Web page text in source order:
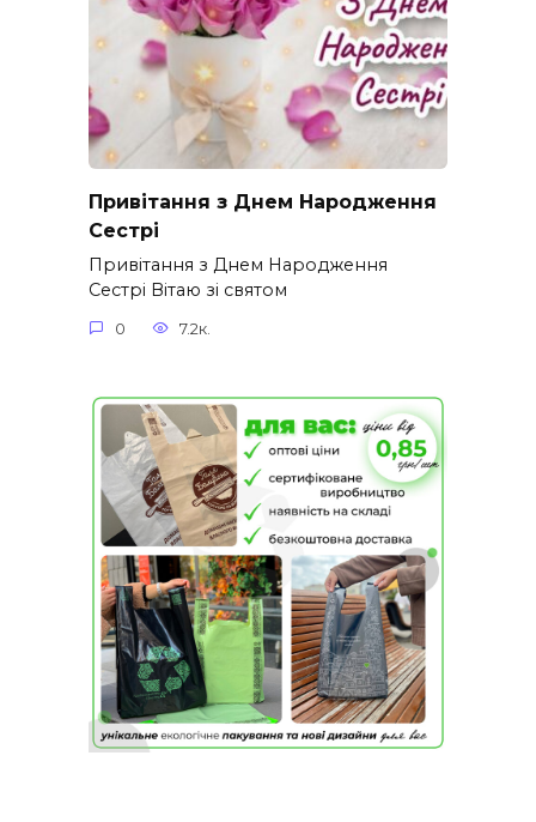
Привітання з Днем Народження
Сестрі
Привітання з Днем Народження
Сестрі Вітаю зі святом
0 7.2к.